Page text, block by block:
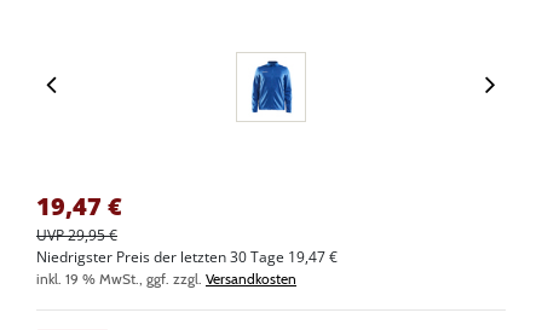
19,47 €
UVP 29,95 €
Niedrigster Preis der letzten 30 Tage 19,47 €
inkl. 19 % MwSt., ggf. zzgl. Versandkosten